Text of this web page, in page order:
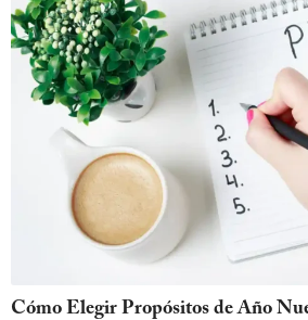
Cómo Elegir Propósitos de Año